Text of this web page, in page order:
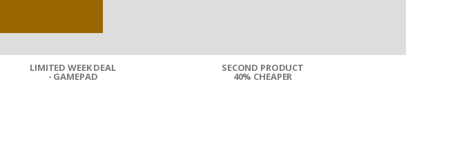
LIMITED WEEK DEAL
- GAMEPAD
SECOND PRODUCT
40% CHEAPER